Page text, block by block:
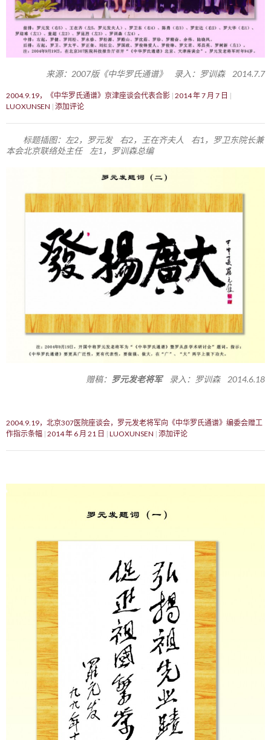
来源：2007版《中华罗氏通谱》 录入：罗训森 2014.7.7
2004.9.19，《中华罗氏通谱》京津座谈会代表合影 2014 年 7 月 7 日
LUOXUNSEN 添加评论
标题插图：左2，罗元发 右2，王在齐夫人 右1，罗卫东院长兼
本会北京联络处主任 左1，罗训森总编
赠稿： 罗元发老将军录入：罗训森 2014.6.18
2004.9.19，北京307医院座谈会，罗元发老将军向《中华罗氏通谱》编委会赠工
作指示条幅 2014 年 6 月 21 日 LUOXUNSEN 添加评论